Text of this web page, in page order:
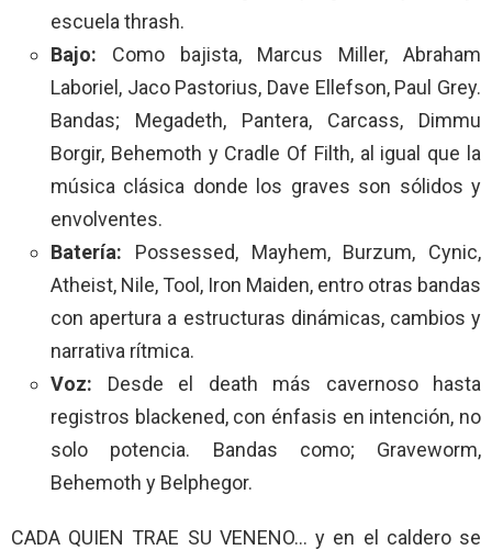
escuela thrash.
Bajo: Como bajista, Marcus Miller, Abraham
Laboriel, Jaco Pastorius, Dave Ellefson, Paul Grey.
Bandas; Megadeth, Pantera, Carcass, Dimmu
Borgir, Behemoth y Cradle Of Filth, al igual que la
música clásica donde los graves son sólidos y
envolventes.
Batería: Possessed, Mayhem, Burzum, Cynic,
Atheist, Nile, Tool, Iron Maiden, entro otras bandas
con apertura a estructuras dinámicas, cambios y
narrativa rítmica.
Voz: Desde el death más cavernoso hasta
registros blackened, con énfasis en intención, no
solo potencia. Bandas como; Graveworm,
Behemoth y Belphegor.
CADA QUIEN TRAE SU VENENO… y en el caldero se